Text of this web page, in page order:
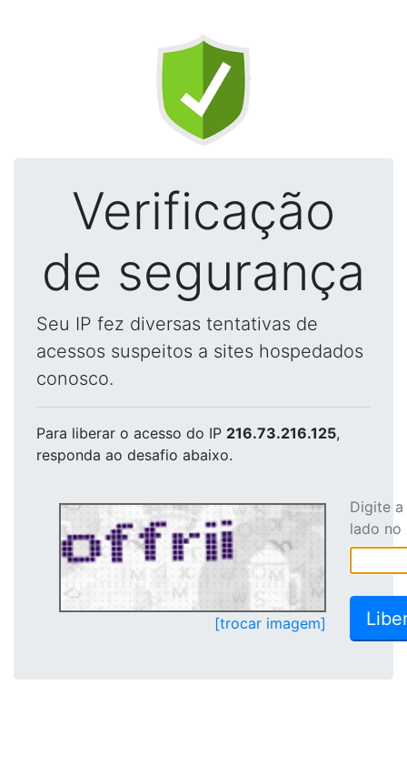
Verificação
de segurança
Seu IP fez diversas tentativas de
acessos suspeitos a sites hospedados
conosco.
Para liberar o acesso do IP 216.73.216.125,
responda ao desafio abaixo.
[trocar imagem]
Digite
lado no